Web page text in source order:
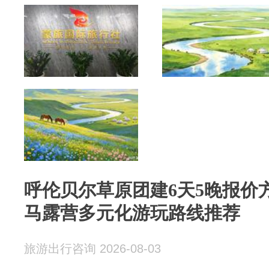
呼伦贝尔草原团建6天5晚报价
马露营多元化游玩路线推荐
旅游出行咨询 2026-08-03